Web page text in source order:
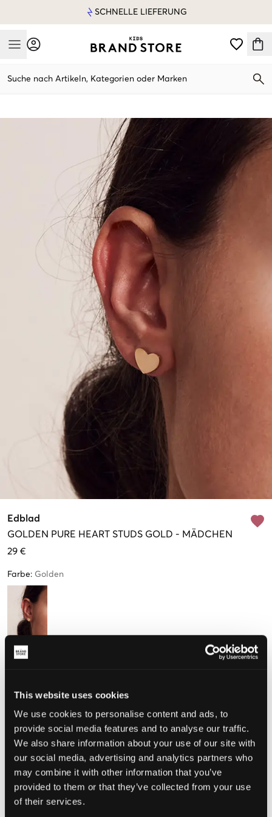
This website uses cookies
We use cookies to personalise content and ads, to
provide social media features and to analyse our traffic.
We also share information about your use of our site with
our social media, advertising and analytics partners who
may combine it with other information that you’ve
provided to them or that they’ve collected from your use
of their services.
SCHNELLE LIEFERUNG
Mobile Menu
Suche nach Artikeln, Kategorien oder Marken
Edblad
GOLDEN PURE HEART STUDS GOLD - MÄDCHEN
29 €
Farbe: Golden
Größe
Wahrgenommene Größe
Perfekt
WÄHLEN SIE EINE GRÖSSE